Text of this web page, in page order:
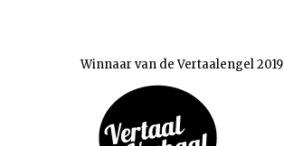
Winnaar van de Vertaalengel 2019